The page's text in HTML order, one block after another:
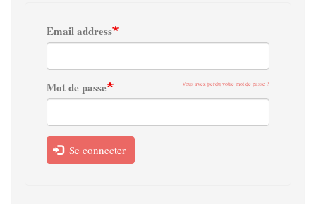
Email address
Mot de passe Vous avez perdu votre mot de passe ?
Se connecter